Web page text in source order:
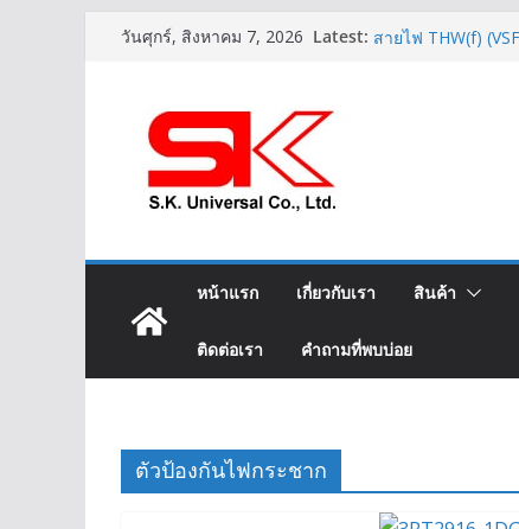
วันศุกร์, สิงหาคม 7, 2026 Latest: สาย XLPE 3.6/
หน้าแรก เกี่ยวกับเรา สินค้า
ติดต่อเรา คำถามที่พบบ่อย
ตัวป้องกันไฟกระชาก